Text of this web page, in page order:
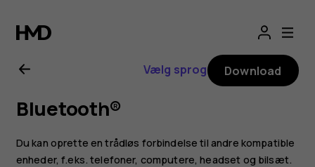
Brugervejledning
til
Nokia
G21
Vælg sprog Download
Bluetooth®
Du kan oprette en trådløs forbindelse til andre kompatible
enheder, f.eks. telefoner, computere, headset og bilsæt.